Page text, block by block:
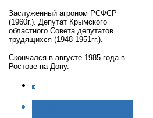
Заслуженный агроном РСФСР
(1960г.). Депутат Крымского
областного Совета депутатов
трудящихся (1948-1951гг.).
Скончался в августе 1985 года в
Ростове-на-Дону.